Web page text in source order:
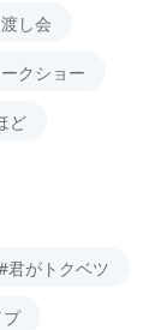
し会
クショー
ど
君がトクベツ